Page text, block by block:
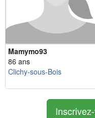
Mamymo93
86 ans
Clichy-sous-Bois